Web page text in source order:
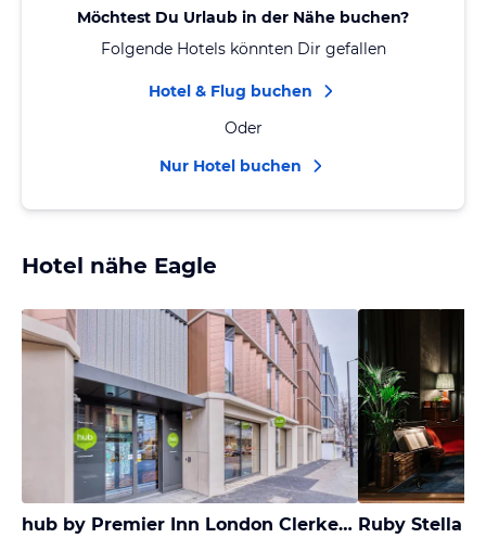
Möchtest Du Urlaub in der Nähe buchen?
Folgende Hotels könnten Dir gefallen
Hotel & Flug buchen
Oder
Nur Hotel buchen
Hotel nähe Eagle
hub by Premier Inn London Clerkenwell Hotel Ruby Stella